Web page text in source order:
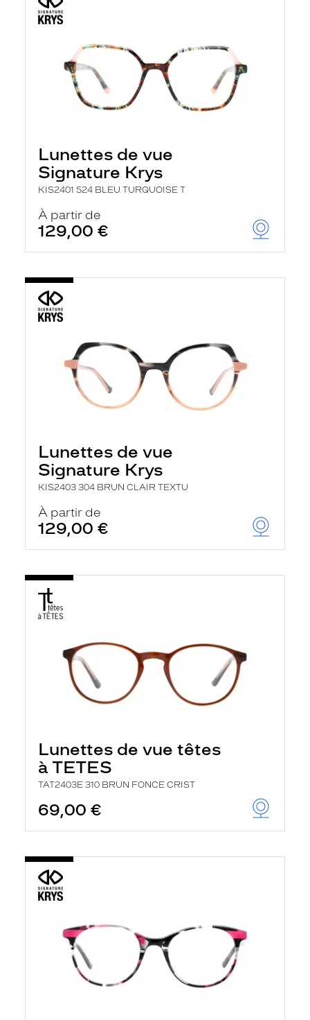
Lunettes de vue
Signature Krys
KIS2401 524 BLEU TURQUOISE T
À partir de
129,00 €
Lunettes de vue
Signature Krys
KIS2403 304 BRUN CLAIR TEXTU
À partir de
129,00 €
Lunettes de vue têtes
à TETES
TAT2403E 310 BRUN FONCE CRIST
69,00 €